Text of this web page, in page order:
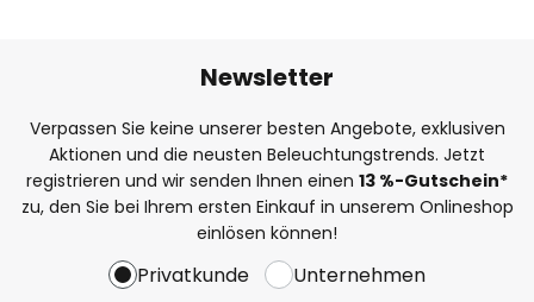
Newsletter
Verpassen Sie keine unserer besten Angebote, exklusiven
Aktionen und die neusten Beleuchtungstrends. Jetzt
registrieren und wir senden Ihnen einen 13 %-Gutschein*
zu, den Sie bei Ihrem ersten Einkauf in unserem Onlineshop
einlösen können!
Privatkunde Unternehmen